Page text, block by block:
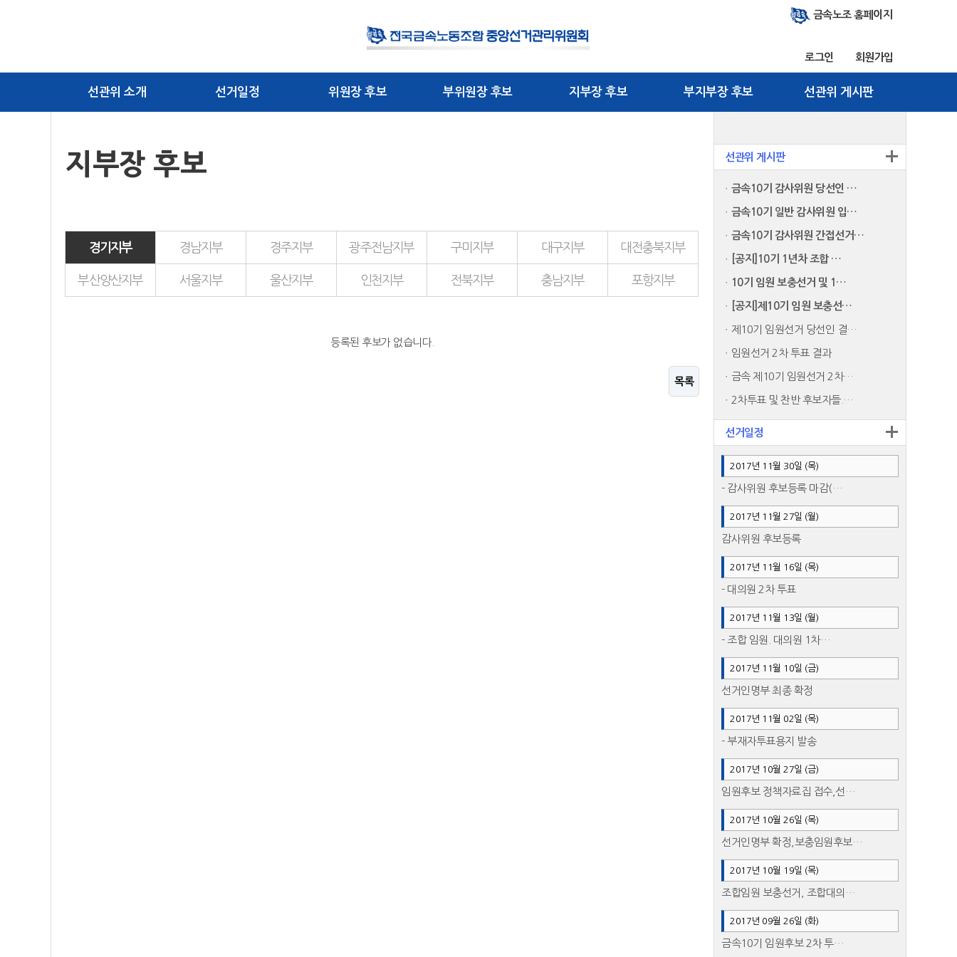
로그인 회원가입
금속노조 홈페이지
선관위 소개 선거일정 위원장 후보 부위원장 후보 지부장 후보 부지부장 후보 선관위 게시판
선관위 게시판
금속10기 감사위원 당선인 …
금속10기 일반 감사위원 입…
금속10기 감사위원 간접선거…
[공지]10기 1년차 조합 …
10기 임원 보충선거 및 1…
[공지]제10기 임원 보충선…
제10기 임원선거 당선인 결…
임원선거 2차 투표 결과
금속 제10기 임원선거 2차…
2차투표 및 찬반 후보자들.…
선거일정
2017년 11월 30일 (목)
- 감사위원 후보등록 마감(…
2017년 11월 27일 (월)
감사위원 후보등록
2017년 11월 16일 (목)
- 대의원 2차 투표
2017년 11월 13일 (월)
- 조합 임원. 대의원 1차…
2017년 11월 10일 (금)
선거인명부 최종 확정
2017년 11월 02일 (목)
- 부재자투표용지 발송
2017년 10월 27일 (금)
임원후보 정책자료집 접수,선…
2017년 10월 26일 (목)
선거인명부 확정,보충임원후보…
2017년 10월 19일 (목)
조합임원 보충선거, 조합대의…
2017년 09월 26일 (화)
금속10기 임원후보 2차 투…
지부장 후보
경기지부 경남지부 경주지부 광주전남지부 구미지부 대구지부 대전충북지부
부산양산지부 서울지부 울산지부 인천지부 전북지부 충남지부 포항지부
등록된 후보가 없습니다.
목록